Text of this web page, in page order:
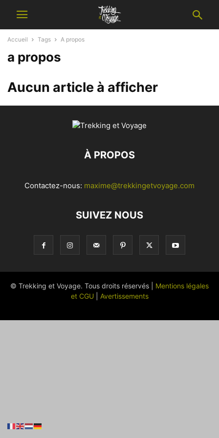
Accueil Tags A propos
a propos
Aucun article à afficher
À PROPOS
Contactez-nous: maxime@trekkingetvoyage.com
SUIVEZ NOUS
© Trekking et Voyage. Tous droits réservés | Mentions légales
et CGU
Avertissements